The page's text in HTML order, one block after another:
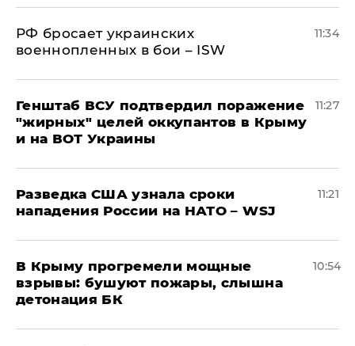
РФ бросает украинских
военнопленных в бои – ISW
11:34
Генштаб ВСУ подтвердил поражение
"жирных" целей оккупантов в Крыму
и на ВОТ Украины
11:27
Разведка США узнала сроки
нападения России на НАТО – WSJ
11:21
В Крыму прогремели мощные
взрывы: бушуют пожары, слышна
детонация БК
10:54